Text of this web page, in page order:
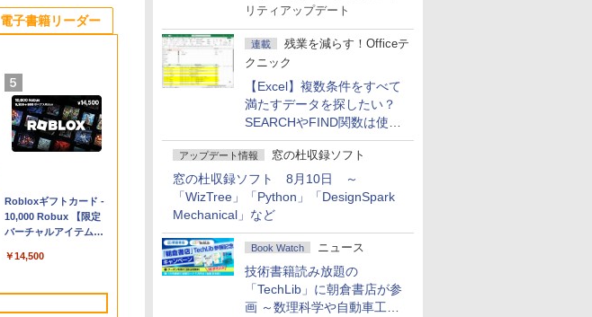
リティアップデート
連載
残業を減らす！Officeテ
クニック
【Excel】複数条件をすべて
満たすデータを探したい？
SEARCHやFIND関数は使っ
ちゃダメ！
アップデート情報 窓の杜収録ソフト
窓の杜収録ソフト 8月10日 ～
「WizTree」「Python」「DesignSpark
Mechanical」など
Book Watch ニュース
技術書籍読み放題の
「TechLib」に朝倉書店が参
画 ～数理科学や自動車工学
【Amazon.co.jp限
定】ASUS ノートパソ
コン Vivobook 15
AMD Ryzen 7 170 メ
Microsoft 365
￥109,800
Robloxギフトカード -
10,000 Robux 【限定
バーチャルアイテムを
ームコード】 ロブロッ
ド版
￥14,500
電子書籍リーダー